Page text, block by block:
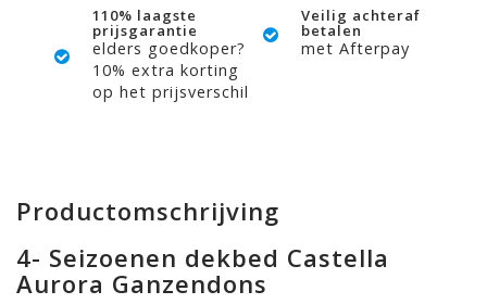
110% laagste
prijsgarantie
elders goedkoper?
10% extra korting
op het prijsverschil
Veilig achteraf
betalen
met Afterpay
Productomschrijving
4- Seizoenen dekbed Castella
Aurora Ganzendons